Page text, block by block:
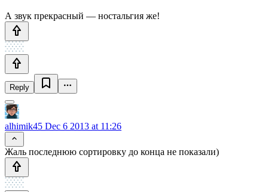
А звук прекрасный — ностальгия же!
Reply
alhimik45 Dec 6 2013 at 11:26
Жаль последнюю сортировку до конца не показали)